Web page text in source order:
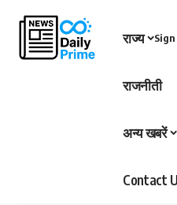
राज्य
राजनीती
अन्य खबरें
Contact
Sign